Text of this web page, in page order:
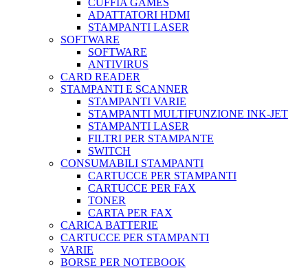
CUFFIA GAMES
ADATTATORI HDMI
STAMPANTI LASER
SOFTWARE
SOFTWARE
ANTIVIRUS
CARD READER
STAMPANTI E SCANNER
STAMPANTI VARIE
STAMPANTI MULTIFUNZIONE INK-JET
STAMPANTI LASER
FILTRI PER STAMPANTE
SWITCH
CONSUMABILI STAMPANTI
CARTUCCE PER STAMPANTI
CARTUCCE PER FAX
TONER
CARTA PER FAX
CARICA BATTERIE
CARTUCCE PER STAMPANTI
VARIE
BORSE PER NOTEBOOK